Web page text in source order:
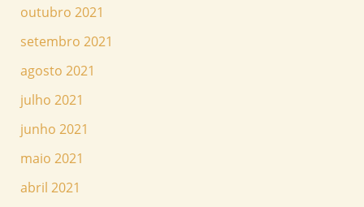
outubro 2021
setembro 2021
agosto 2021
julho 2021
junho 2021
maio 2021
abril 2021